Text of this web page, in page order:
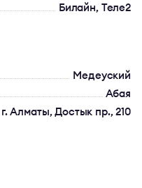
Билайн, Теле2
Медеуский
Абая
г. Алматы, Достык пр., 210